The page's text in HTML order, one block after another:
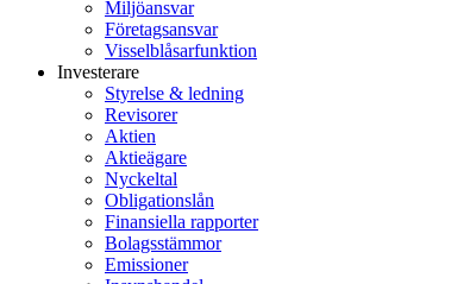
Miljöansvar
Företagsansvar
Visselblåsarfunktion
Investerare
Styrelse & ledning
Revisorer
Aktien
Aktieägare
Nyckeltal
Obligationslån
Finansiella rapporter
Bolagsstämmor
Emissioner